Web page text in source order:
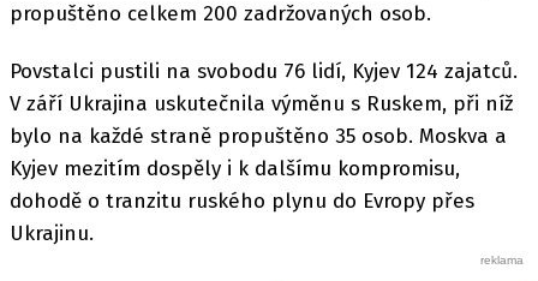
propuštěno celkem 200 zadržovaných osob.
Povstalci pustili na svobodu 76 lidí, Kyjev 124 zajatců.
V září Ukrajina uskutečnila výměnu s Ruskem, při níž
bylo na každé straně propuštěno 35 osob. Moskva a
Kyjev mezitím dospěly i k dalšímu kompromisu,
dohodě o tranzitu ruského plynu do Evropy přes
Ukrajinu.